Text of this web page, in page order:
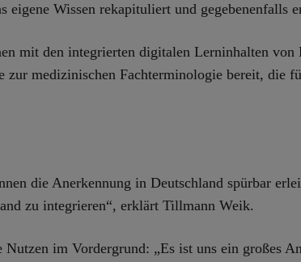
Wissen rekapituliert und gegebenenfalls
mit den integrierten digitalen Lerninhalten von
medizinischen Fachterminologie bereit, die
die Anerkennung in Deutschland spürbar
zu integrieren“, erklärt Tillmann Weik.
im Vordergrund: „Es ist uns ein großes